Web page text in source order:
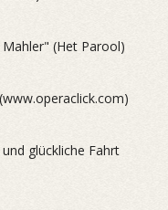
(Het Parool)
glückliche Fahrt